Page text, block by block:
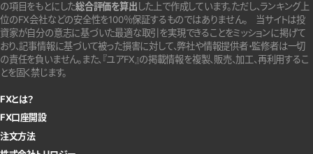
の項目をもとにした総合評価を算出 した上で作成しています。ただし、ランキング上
位のFX会社などの安全性を100％保証するものではありません。
当サイトは投
資家が自分の意志に基づいた最適な取引を実現できることをミッションに掲げて
おり、記事情報に基づいて被った損害に対して、弊社や情報提供者・監修者は一切
の責任を負いません。また、『ユアFX』の掲載情報を複製、販売、加工、再利用するこ
とを固く禁じます。
FXとは？
FX口座開設
注文方法